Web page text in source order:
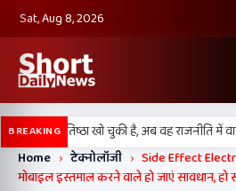
Sat, Aug 8, 2026
BREAKING
अपनी प्रतिष्ठा खो चुकी है, अब वह राजनीति में
Home › टेक्नोलॉजी › Side Effect
मोबाइल इस्तमाल करने वाले हो जाएं सावधान, हो